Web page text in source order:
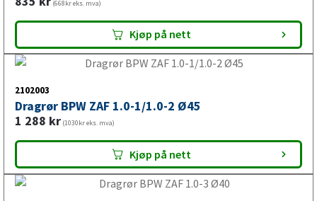
Skaphengere og vannscooterhengere kan ha ulike krav
avhengig av vekt, bruk og konstruksjon. Ved valg av
trekkerør bør du alltid kontrollere at delen passer til
kjøretøyets tekniske spesifikasjoner.
Fordeler med trekkerør fra
VALERYD
(668kr eks. mva)
Kjøp på nett
2102003
Dragrør BPW ZAF 1.0-1/1.0-2 Ø45
1 288 kr (1030kr eks. mva)
Kjøp på nett